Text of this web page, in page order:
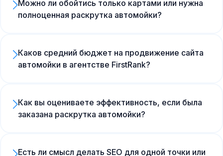
Можно ли обойтись только картами или нужна
полноценная раскрутка автомойки?
оптимизацию сайта, что позволяет привлекать
корпоративных клиентов и автовладельцев,
находящиеся в ТОПе органической выдачи,
получают на 35-40% больше доверия от премиум-
сегмента.
Каков средний бюджет на продвижение сайта
автомойки в агентстве FirstRank?
локальным запросам, оптимизация коммерческих
факторов, прокачка карточек в геосервисах и
шиномонтажа и кафе бюджет может составлять
Как вы оцениваете эффективность, если была
заказана раскрутка автомойки?
Есть ли смысл делать SEO для одной точки или